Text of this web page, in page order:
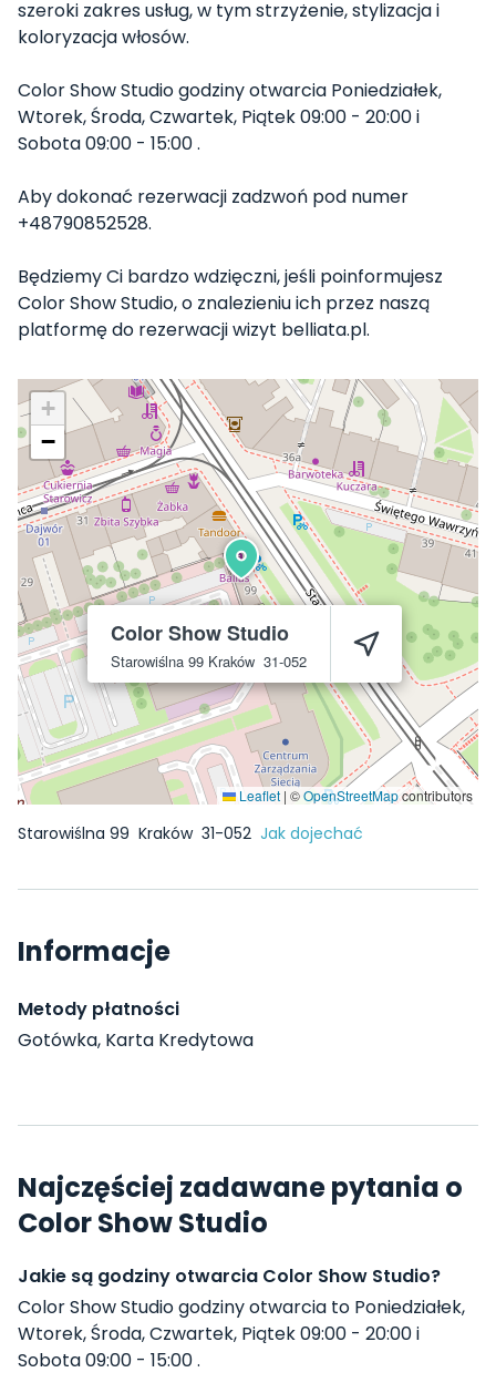
szeroki zakres usług, w tym strzyżenie, stylizacja i
koloryzacja włosów.
Color Show Studio godziny otwarcia Poniedziałek,
Wtorek, Środa, Czwartek, Piątek 09:00 - 20:00 i
Sobota 09:00 - 15:00 .
Aby dokonać rezerwacji zadzwoń pod numer
+48790852528.
Będziemy Ci bardzo wdzięczni, jeśli poinformujesz
Color Show Studio, o znalezieniu ich przez naszą
platformę do rezerwacji wizyt belliata.pl.
Color Show Studio
Starowiślna 99 Kraków 31-052
+
−
Leaflet | ©OpenStreetMapcontributors
Starowiślna 99 Kraków 31-052 Jak dojechać
Informacje
Metody płatności
Gotówka, Karta Kredytowa
Najczęściej zadawane pytania o
Color Show Studio
Jakie są godziny otwarcia Color Show Studio?
Color Show Studio godziny otwarcia to Poniedziałek,
Wtorek, Środa, Czwartek, Piątek 09:00 - 20:00 i
Sobota 09:00 - 15:00 .